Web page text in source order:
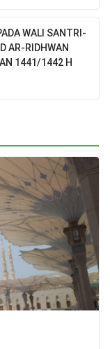
WALI SANTRI-
AR-RIDHWAN
1441/1442 H